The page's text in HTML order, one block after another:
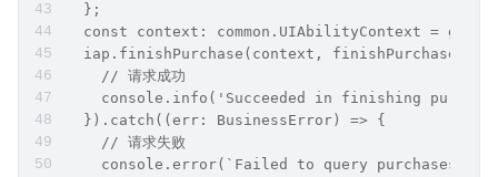
  };
const context: common.UIAbilityContext =
iap.finishPurchase(context,
    // 请求成功
console.info('Succeeded in finishing
  }).catch((err: BusinessError) => {
    // 请求失败
console.error(`Failed to query purchases.